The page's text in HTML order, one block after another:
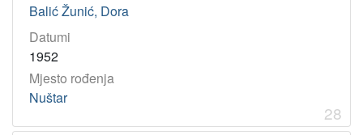
Balić Žunić, Dora
Datumi
1952
Mjesto rođenja
Nuštar
28